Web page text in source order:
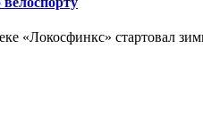
«Локосфинкс» стартовал